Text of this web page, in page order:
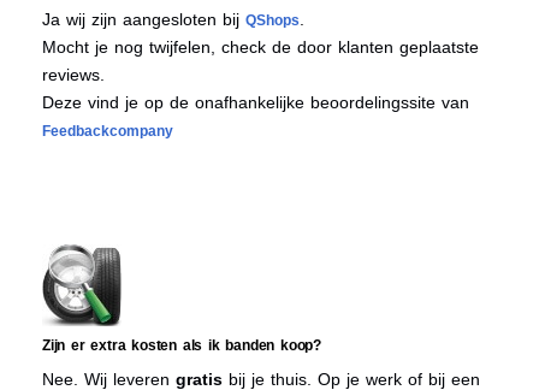
Ja wij zijn aangesloten bij QShops
Mocht je nog twijfelen, check de door klanten geplaatste
reviews.
Deze vind je op de onafhankelijke beoordelingssite van
Feedbackcompany
Zijn er extra kosten als ik banden koop?
Nee. Wij leveren gratis bij je thuis. Op je werk of bij een